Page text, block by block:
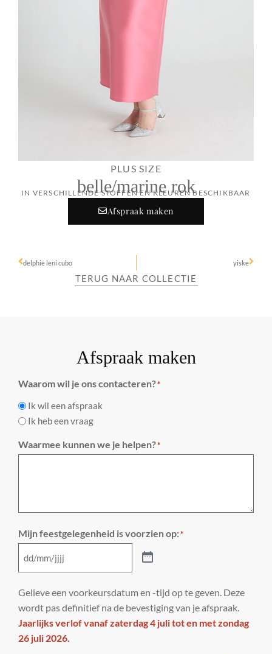
PLUS SIZE
belle/marine rok
IN VERSCHILLENDE STOFFEN EN KLEUREN BESCHIKBAAR
Afspraak maken
delphie leni cubo yiske
TERUG NAAR COLLECTIE
Afspraak maken
Waarom wil je ons contacteren?*
Ik wil een afspraak
Ik heb een vraag
Waarmee kunnen we je helpen?*
Mijn feestgelegenheid is voorzien op:*
Gelieve een voorkeursdatum en -tijd op te geven. Deze
wordt pas definitief na de bevestiging van je afspraak.
Jaarlijks verlof vanaf zaterdag 4 juli tot en met zondag
26 juli 2026.